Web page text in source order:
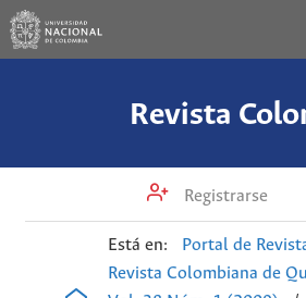
Revista
Registrarse
Está en: Portal de
Revista Colombiana de